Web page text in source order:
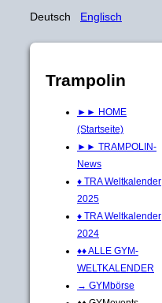
Deutsch Englisch
Trampolin
►► HOME
(Startseite)
►► TRAMPOLIN-
News
♦ TRA Weltkalender
2025
♦ TRA Weltkalender
2024
♦♦ ALLE GYM-
WELTKALENDER
→ GYMbörse